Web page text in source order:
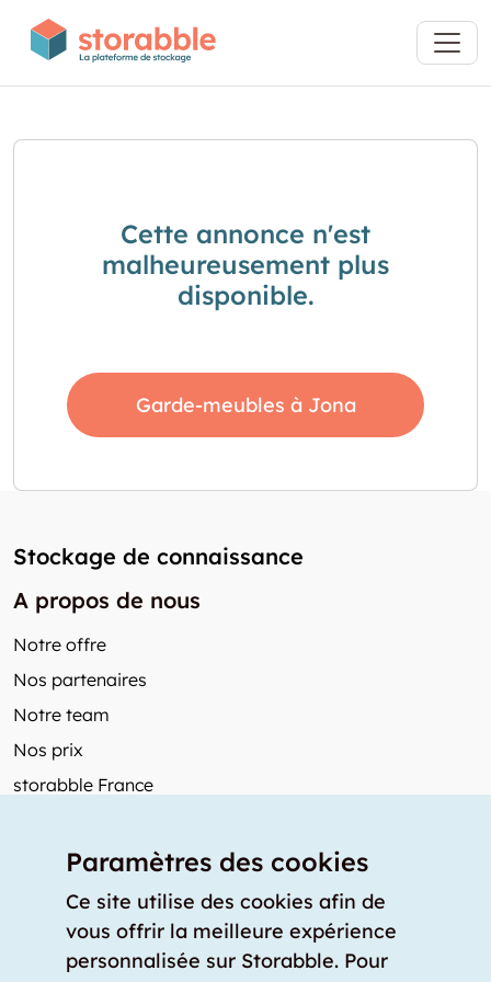
Cette annonce n'est
malheureusement plus
disponible.
Garde-meubles à Jona
Stockage de connaissance
A propos de nous
Notre offre
Nos partenaires
Notre team
Nos prix
storabble France
Articles de presse
Comment calculer la capacité d'un garde-meuble?
Quel est le tarif moyen d'un garde-meuble?
Paramètres des cookies
Ce site utilise des cookies afin de
vous offrir la meilleure expérience
personnalisée sur Storabble. Pour